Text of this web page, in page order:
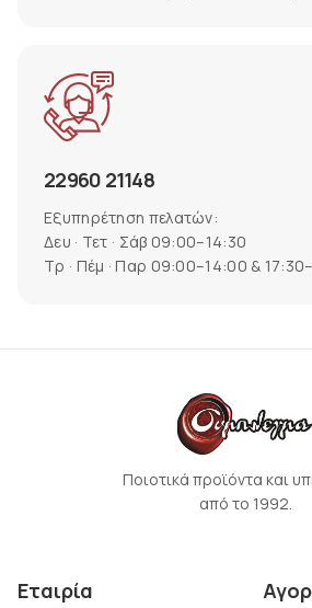
22960 21148
Εξυπηρέτηση πελατών:
Δευ · Τετ · Σάβ 09:00–14:30
Τρ · Πέμ · Παρ 09:00–14:00 &
Ποιοτικά προϊόντα και
από το 1992.
Εταιρία